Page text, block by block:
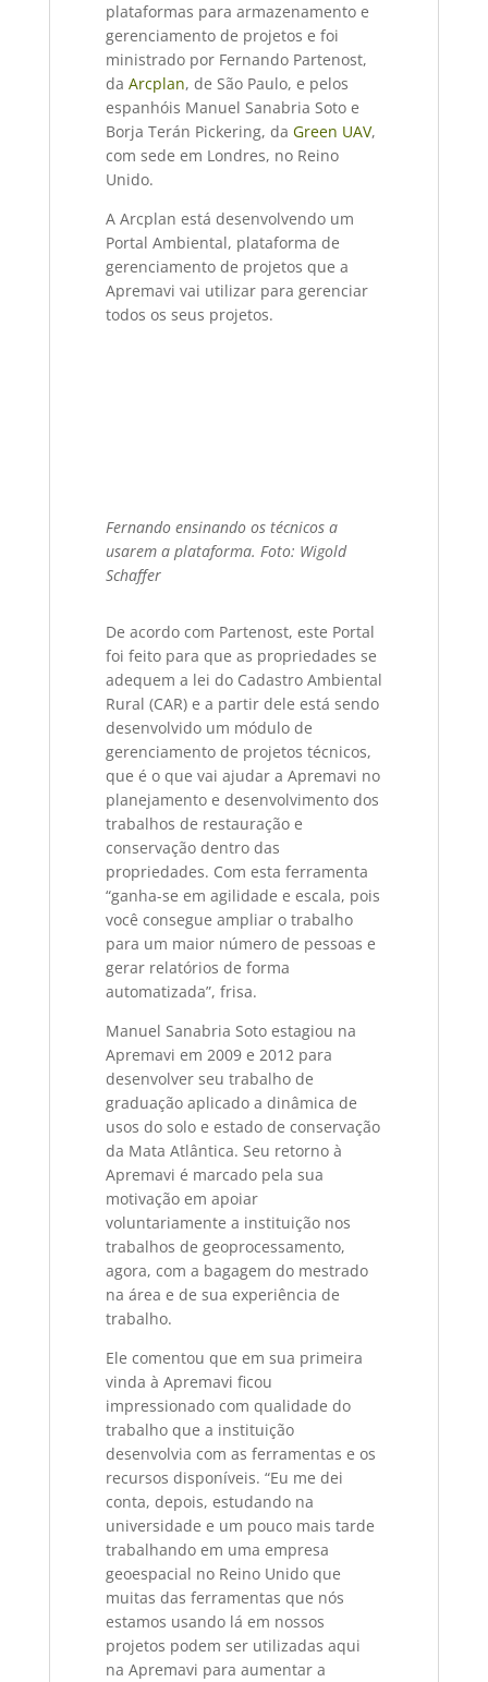
plataformas para armazenamento e
gerenciamento de projetos e foi
ministrado por Fernando Partenost,
da Arcplan, de São Paulo, e pelos
espanhóis Manuel Sanabria Soto e
Borja Terán Pickering, da Green UAV,
com sede em Londres, no Reino
Unido.
A Arcplan está desenvolvendo um
Portal Ambiental, plataforma de
gerenciamento de projetos que a
Apremavi vai utilizar para gerenciar
todos os seus projetos.
Fernando ensinando os técnicos a
usarem a plataforma. Foto: Wigold
Schaffer
De acordo com Partenost, este Portal
foi feito para que as propriedades se
adequem a lei do Cadastro Ambiental
Rural (CAR) e a partir dele está sendo
desenvolvido um módulo de
gerenciamento de projetos técnicos,
que é o que vai ajudar a Apremavi no
planejamento e desenvolvimento dos
trabalhos de restauração e
conservação dentro das
propriedades. Com esta ferramenta
“ganha-se em agilidade e escala, pois
você consegue ampliar o trabalho
para um maior número de pessoas e
gerar relatórios de forma
automatizada”, frisa.
Manuel Sanabria Soto estagiou na
Apremavi em 2009 e 2012 para
desenvolver seu trabalho de
graduação aplicado a dinâmica de
usos do solo e estado de conservação
da Mata Atlântica. Seu retorno à
Apremavi é marcado pela sua
motivação em apoiar
voluntariamente a instituição nos
trabalhos de geoprocessamento,
agora, com a bagagem do mestrado
na área e de sua experiência de
trabalho.
Ele comentou que em sua primeira
vinda à Apremavi ficou
impressionado com qualidade do
trabalho que a instituição
desenvolvia com as ferramentas e os
recursos disponíveis. “Eu me dei
conta, depois, estudando na
universidade e um pouco mais tarde
trabalhando em uma empresa
geoespacial no Reino Unido que
muitas das ferramentas que nós
estamos usando lá em nossos
projetos podem ser utilizadas aqui
na Apremavi para aumentar a